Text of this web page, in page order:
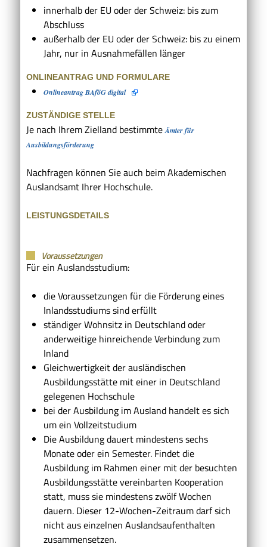
innerhalb der EU oder der Schweiz: bis zum
Abschluss
außerhalb der EU oder der Schweiz: bis zu einem
Jahr, nur in Ausnahmefällen länger
ONLINEANTRAG UND FORMULARE
Onlineantrag BAföG digital
ZUSTÄNDIGE STELLE
Je nach Ihrem Zielland bestimmteÄmter für
Ausbildungsförderung
Nachfragen können Sie auch beim Akademischen
Auslandsamt Ihrer Hochschule.
LEISTUNGSDETAILS
Voraussetzungen
Für ein Auslandsstudium:
die Voraussetzungen für die Förderung eines
Inlandsstudiums sind erfüllt
ständiger Wohnsitz in Deutschland oder
anderweitige hinreichende Verbindung zum
Inland
Gleichwertigkeit der ausländischen
Ausbildungsstätte mit einer in Deutschland
gelegenen Hochschule
bei der Ausbildung im Ausland handelt es sich
um ein Vollzeitstudium
Die Ausbildung dauert mindestens sechs
Monate oder ein Semester. Findet die
Ausbildung im Rahmen einer mit der besuchten
Ausbildungsstätte vereinbarten Kooperation
statt, muss sie mindestens zwölf Wochen
dauern. Dieser 12-Wochen-Zeitraumdarfsich
nicht aus einzelnen Auslandsaufenthalten
zusammensetzen.